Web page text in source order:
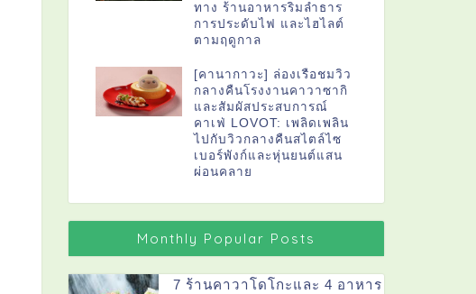
ทาง ร้านอาหารริมลำธาร
การประดับไฟ และไฮไลต์
ตามฤดูกาล
[คานากาวะ] ล่องเรือชมวิว
กลางคืนโรงงานคาวาซากิ
และสัมผัสประสบการณ์
คาเฟ่ LOVOT: เพลิดเพลิน
ไปกับวิวกลางคืนสไตล์ไซ
เบอร์พังก์และหุ่นยนต์แสน
ผ่อนคลาย
Monthly Popular Posts
7 ร้านคาวาโดโกะและ 4 อาหาร